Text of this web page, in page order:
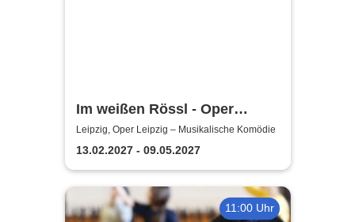
Im weißen Rössl - Oper
Leipzig
Leipzig, Oper Leipzig – Musikalische Komödie
13.02.2027 - 09.05.2027
11:00 Uhr